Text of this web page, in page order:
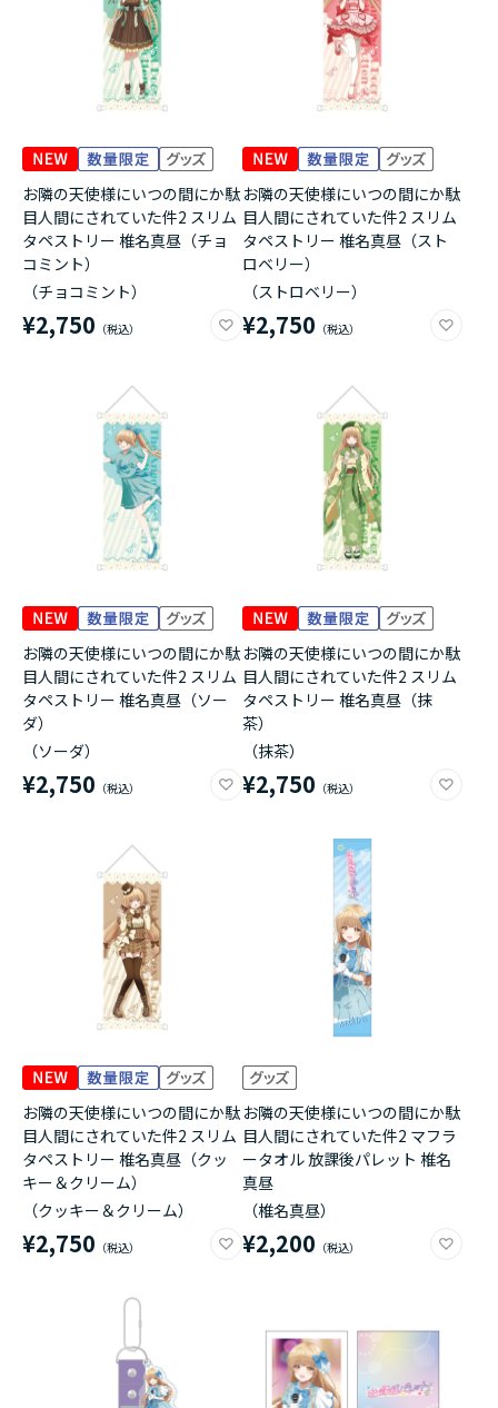
お隣の天使様にいつの間にか駄
目人間にされていた件2 スリム
タペストリー 椎名真昼（チョ
コミント）
（チョコミント）
¥2,750
お隣の天使様にいつの間にか駄
目人間にされていた件2 スリム
タペストリー 椎名真昼（スト
ロベリー）
（ストロベリー）
¥2,750
お隣の天使様にいつの間にか駄
目人間にされていた件2 スリム
タペストリー 椎名真昼（ソー
ダ）
（ソーダ）
¥2,750
お隣の天使様にいつの間にか駄
目人間にされていた件2 スリム
タペストリー 椎名真昼（抹
茶）
（抹茶）
¥2,750
お隣の天使様にいつの間にか駄
目人間にされていた件2 スリム
タペストリー 椎名真昼（クッ
キー＆クリーム）
（クッキー＆クリーム）
¥2,750
お隣の天使様にいつの間にか駄
目人間にされていた件2 マフラ
ータオル 放課後パレット 椎名
真昼
（椎名真昼）
¥2,200